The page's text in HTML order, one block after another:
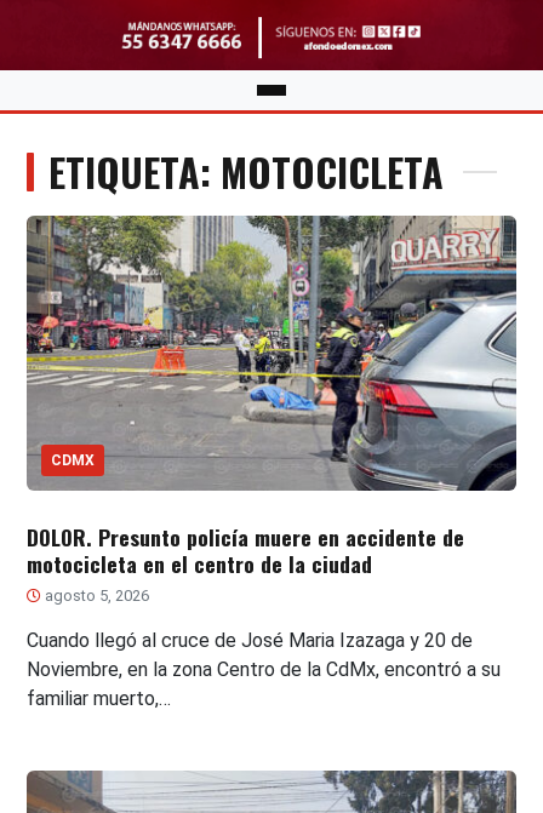
ETIQUETA: MOTOCICLETA
CDMX
DOLOR. Presunto policía muere en accidente de
motocicleta en el centro de la ciudad
agosto 5, 2026
Cuando llegó al cruce de José Maria Izazaga y 20 de
Noviembre, en la zona Centro de la CdMx, encontró a su
familiar muerto,…